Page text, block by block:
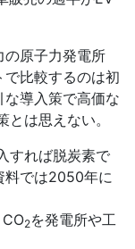
の原子力発電所
比較するのは初
導入策で高価な
は思えない。
すれば脱炭素で
料では2050年に
CO2を発電所や工